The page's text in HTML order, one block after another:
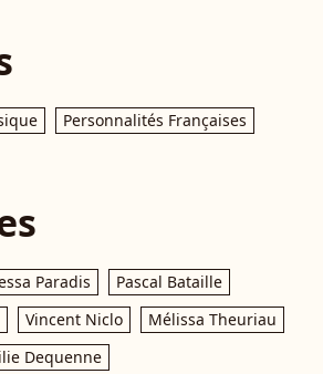
Personnalités Françaises
Paradis
Pascal Bataille
Vincent Niclo
Mélissa Theuriau
Dequenne